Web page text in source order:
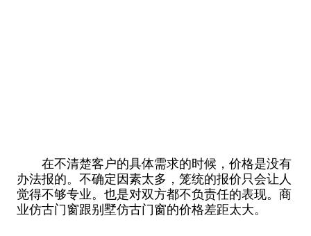
在不清楚客户的具体需求的时候，价格是没有
办法报的。不确定因素太多，笼统的报价只会让人
觉得不够专业。也是对双方都不负责任的表现。商
业仿古门窗跟别墅仿古门窗的价格差距太大。